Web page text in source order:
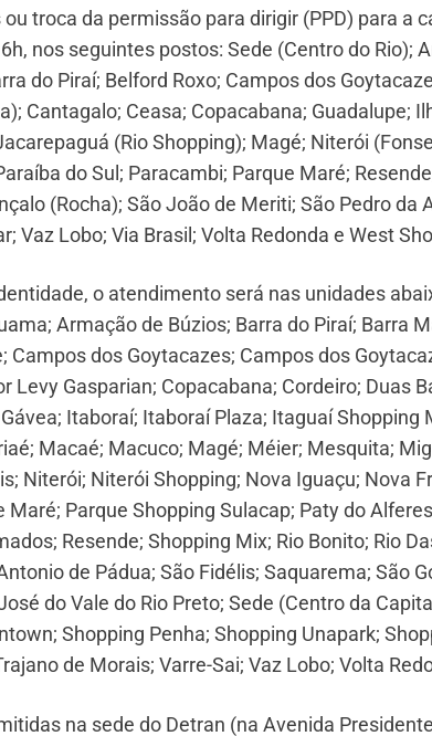
troca da permissão para dirigir (PPD) para a
nos seguintes postos: Sede (Centro do Rio);
do Piraí; Belford Roxo; Campos dos
Cantagalo; Ceasa; Copacabana; Guadalupe;
(Rio Shopping); Magé; Niterói
do Sul; Paracambi; Parque Maré;
(Rocha); São João de Meriti; São Pedro da
Vaz Lobo; Via Brasil; Volta Redonda e West
o atendimento será nas unidades
Armação de Búzios; Barra do Piraí; Barra
Campos dos Goytacazes; Campos dos
Levy Gasparian; Copacabana; Cordeiro; Duas
Itaboraí; Itaboraí Plaza; Itaguaí Shopping
Macaé; Macuco; Magé; Méier; Mesquita;
Niterói; Niterói Shopping; Nova Iguaçu; Nova
Maré; Parque Shopping Sulacap; Paty do
Resende; Shopping Mix; Rio Bonito; Rio
de Pádua; São Fidélis; Saquarema; São
do Vale do Rio Preto; Sede (Centro da
Shopping Penha; Shopping Unapark;
de Morais; Varre-Sai; Vaz Lobo; Volta
na sede do Detran (na Avenida